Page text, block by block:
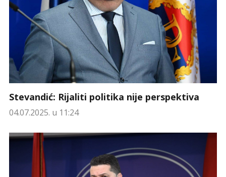
Stevandić: Rijaliti politika nije perspektiva
04.07.2025. u 11:24